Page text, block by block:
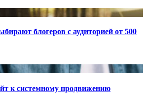
блогеров с аудиторией от 500
к системному продвижению